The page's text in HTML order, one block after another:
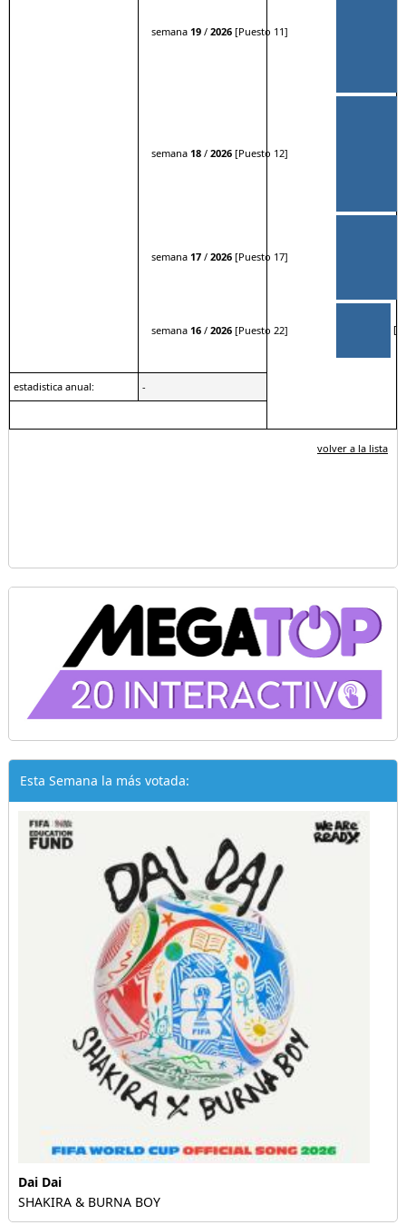
semana 19/ 2026[Puesto 11]
semana 18/ 2026[Puesto 12]
semana 17/ 2026[Puesto 17]
semana 16/ 2026[Puesto 22]
estadistica anual: -
volver a la lista
Esta Semana la más votada:
Dai Dai
SHAKIRA & BURNA BOY